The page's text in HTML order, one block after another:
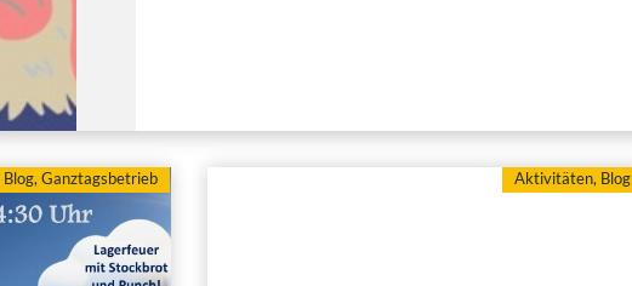
Blog, Ganztagsbetrieb Aktivitäten, Blog